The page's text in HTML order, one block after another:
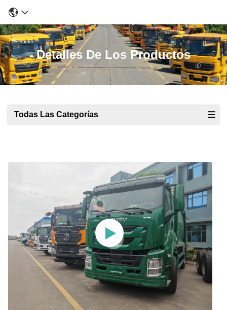
Detalles De Los Productos
Todas Las Categorías